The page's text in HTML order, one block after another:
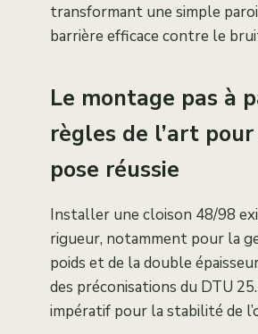
transformant une simple
barrière efficace contre le
Le montage pas à
règles de l’art
pose réussie
Installer une cloison 48/98
rigueur, notamment pour la
poids et de la double
des préconisations du DTU
impératif pour la stabilité de